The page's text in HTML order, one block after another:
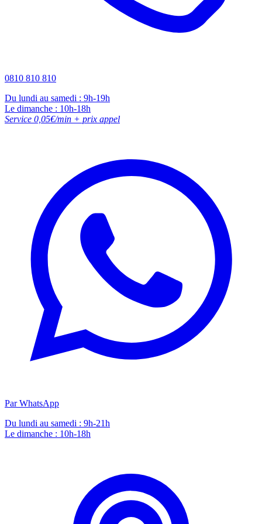
0810 810 810
Du lundi au samedi : 9h-19h
Le dimanche : 10h-18h
Service 0,05€/min + prix appel
Par WhatsApp
Du lundi au samedi : 9h-21h
Le dimanche : 10h-18h